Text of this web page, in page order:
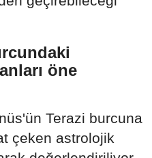
öne
Terazi burcuna
çeken astrolojik